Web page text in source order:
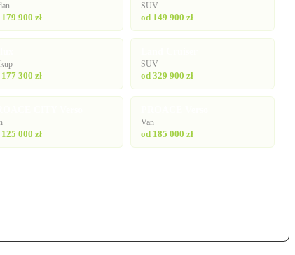
900 zł
SUV
od 149 900 zł
300 zł
SUV
od 329 900 zł
000 zł
Van
od 185 000 zł